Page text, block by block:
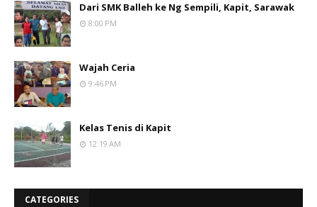
Dari SMK Balleh ke Ng Sempili, Kapit, Sarawak
8:00 PM
Wajah Ceria
9:46 PM
Kelas Tenis di Kapit
12:19 AM
CATEGORIES